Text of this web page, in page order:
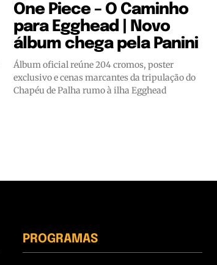
One Piece – O Caminho
para Egghead | Novo
álbum chega pela Panini
Álbum oficial reúne 204 cromos, poster
exclusivo e cenas marcantes da tripulação do
Chapéu de Palha rumo à ilha Egghead
PROGRAMAS